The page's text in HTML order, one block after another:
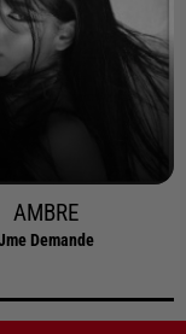
AMBRE
Demande